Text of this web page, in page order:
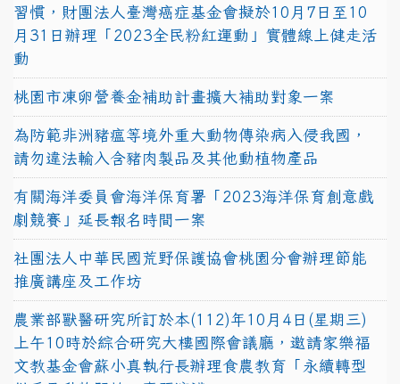
習慣，財團法人臺灣癌症基金會擬於10月7日至10
月31日辦理「2023全民粉紅運動」實體線上健走活
動
桃園市凍卵營養金補助計畫擴大補助對象一案
為防範非洲豬瘟等境外重大動物傳染病入侵我國，
請勿違法輸入含豬肉製品及其他動植物產品
有關海洋委員會海洋保育署「2023海洋保育創意戲
劇競賽」延長報名時間一案
社團法人中華民國荒野保護協會桃園分會辦理節能
推廣講座及工作坊
農業部獸醫研究所訂於本(112)年10月4日(星期三)
上午10時於綜合研究大樓國際會議廳，邀請家樂福
文教基金會蘇小真執行長辦理食農教育「永續轉型